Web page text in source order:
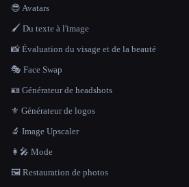
😎 Avatars
🖌️ Du texte à l'image
📸 Évaluation du visage et de la beauté
🎭 Face Swap
🪪 Générateur de headshots
⚜️ Générateur de logos
🔬 Image Upscaler
👩‍🎤 Mode
🖼️ Restauration de photos